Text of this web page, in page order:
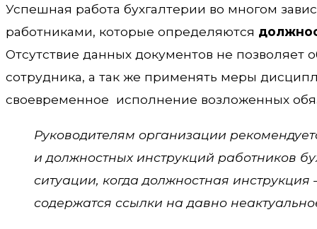
Успешная работа бухгалтерии во многом
работниками, которые определяются
Отсутствие данных документов не позволяет
сотрудника, а так же применять меры
своевременное исполнение возложенных
Руководителям организации
и должностных инструкций работников
ситуации, когда должностная
содержатся ссылки на давно